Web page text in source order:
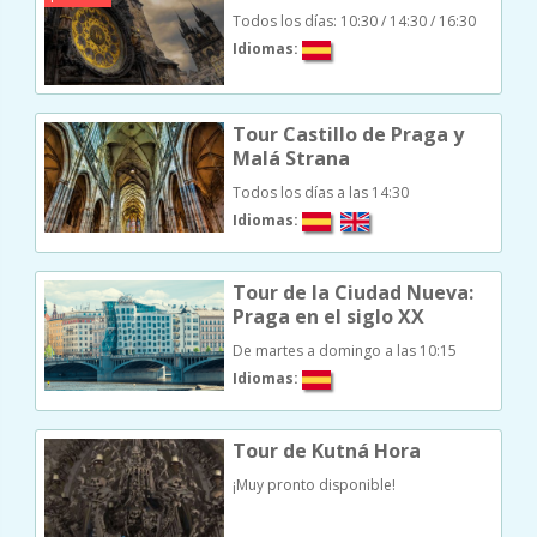
Todos los días: 10:30 / 14:30 / 16:30
Idiomas:
Tour Castillo de Praga y
Malá Strana
Todos los días a las 14:30
Idiomas:
Tour de la Ciudad Nueva:
Praga en el siglo XX
De martes a domingo a las 10:15
Idiomas:
Tour de Kutná Hora
¡Muy pronto disponible!